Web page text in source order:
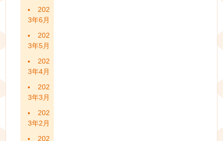
202
3年6月
202
3年5月
202
3年4月
202
3年3月
202
3年2月
202